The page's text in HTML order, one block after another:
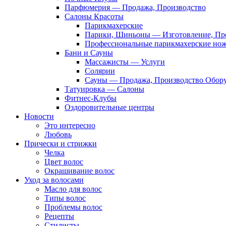
Парфюмерия — Продажа, Производство
Салоны Красоты
Парикмахерские
Парики, Шиньоны — Изготовление,
Профессиональные парикмахерские
Бани и Сауны
Массажисты — Услуги
Солярии
Сауны — Продажа, Производство
Татуировка — Салоны
Фитнес-Клубы
Оздоровительные центры
Новости
Это интересно
Любовь
Прически и стрижки
Челка
Цвет волос
Окрашивание волос
Уход за волосами
Масло для волос
Типы волос
Проблемы волос
Рецепты